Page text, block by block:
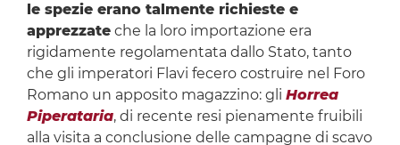
le spezie erano talmente richieste e
apprezzateche la loro importazione era
rigidamente regolamentata dallo Stato, tanto
che gli imperatori Flavi fecero costruire nel Foro
Romano un apposito magazzino: gli Horrea
Piperataria, di recente resi pienamente fruibili
alla visita a conclusione delle campagne di scavo